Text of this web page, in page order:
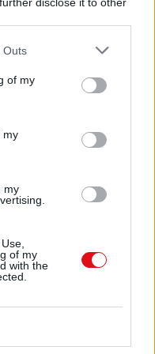
Outs
of my
my
my
of my
with the